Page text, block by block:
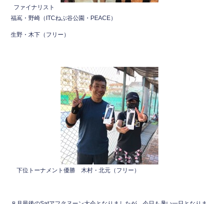
ファイナリスト
福嶌・野崎（ITCねぶ谷公園・PEACE）
生野・木下（フリー）
下位トーナメント優勝 木村・北元（フリー）